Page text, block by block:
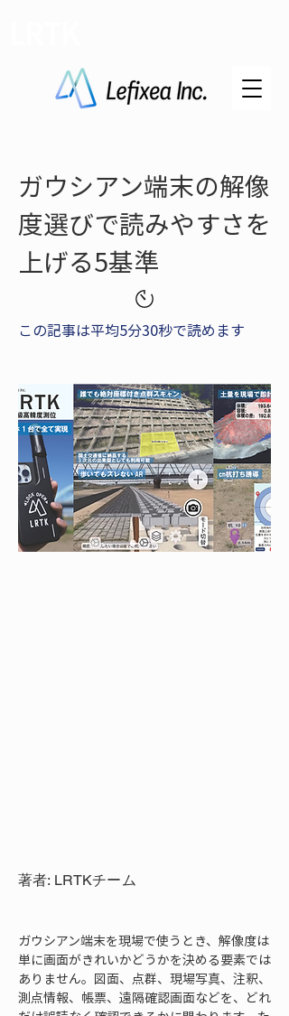
ガウシアン端末の解像
度選びで読みやすさを
上げる5基準
この記事は平均5分30秒で読めます
著者: LRTKチーム
ガウシアン端末を現場で使うとき、解像度は
単に画面がきれいかどうかを決める要素では
ありません。図面、点群、現場写真、注釈、
測点情報、帳票、遠隔確認画面などを、どれ